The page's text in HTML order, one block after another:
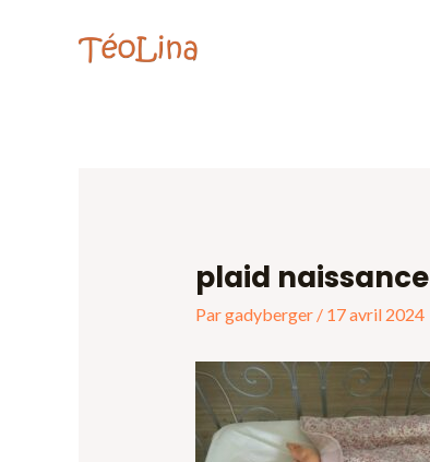
plaid naissance
Pargadyberger / 17 avril 2024
des
articles